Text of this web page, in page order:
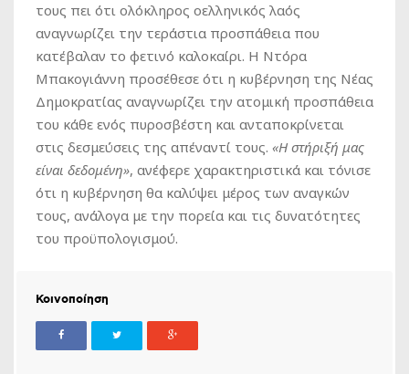
τους πει ότι ολόκληρος οελληνικός λαός
αναγνωρίζει την τεράστια προσπάθεια που
κατέβαλαν το φετινό καλοκαίρι. Η Ντόρα
Μπακογιάννη προσέθεσε ότι η κυβέρνηση της Νέας
Δημοκρατίας αναγνωρίζει την ατομική προσπάθεια
του κάθε ενός πυροσβέστη και ανταποκρίνεται
στις δεσμεύσεις της απέναντί τους. «Η στήριξή μας
είναι δεδομένη», ανέφερε χαρακτηριστικά και τόνισε
ότι η κυβέρνηση θα καλύψει μέρος των αναγκών
τους, ανάλογα με την πορεία και τις δυνατότητες
του προϋπολογισμού.
Κοινοποίηση